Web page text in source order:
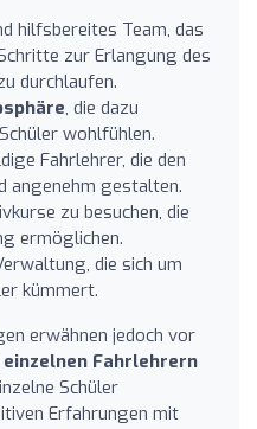
hilfsbereites Team, das
zur Erlangung des
durchlaufen.
, die dazu
wohlfühlen.
Fahrlehrer, die den
angenehm gestalten.
zu besuchen, die
ermöglichen.
die sich um
kümmert.
erwähnen jedoch vor
Fahrlehrern
Schüler
Erfahrungen mit